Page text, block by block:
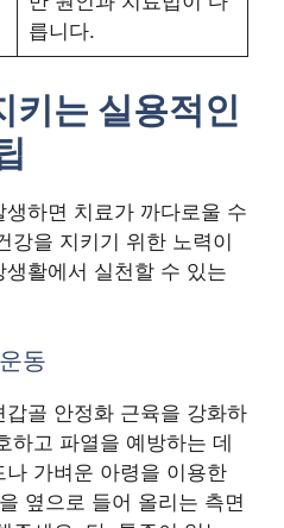
릅니다.
키는 실용적인
하면 치료가 까다로울 수
강을 지키기 위한 노력이
활에서 실천할 수 있는
동
골 안정화 근육을 강화하
하고 파열을 예방하는 데
가벼운 아령을 이용한
옆으로 들어 올리는 측면